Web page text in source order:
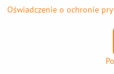
Strona
Oświadczenie o ochronie